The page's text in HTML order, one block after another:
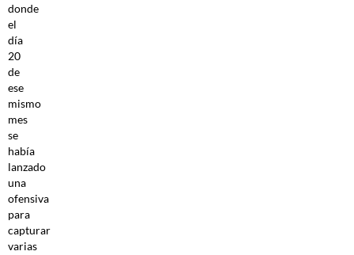
donde
el
día
20
de
ese
mismo
mes
se
había
lanzado
una
ofensiva
para
capturar
varias